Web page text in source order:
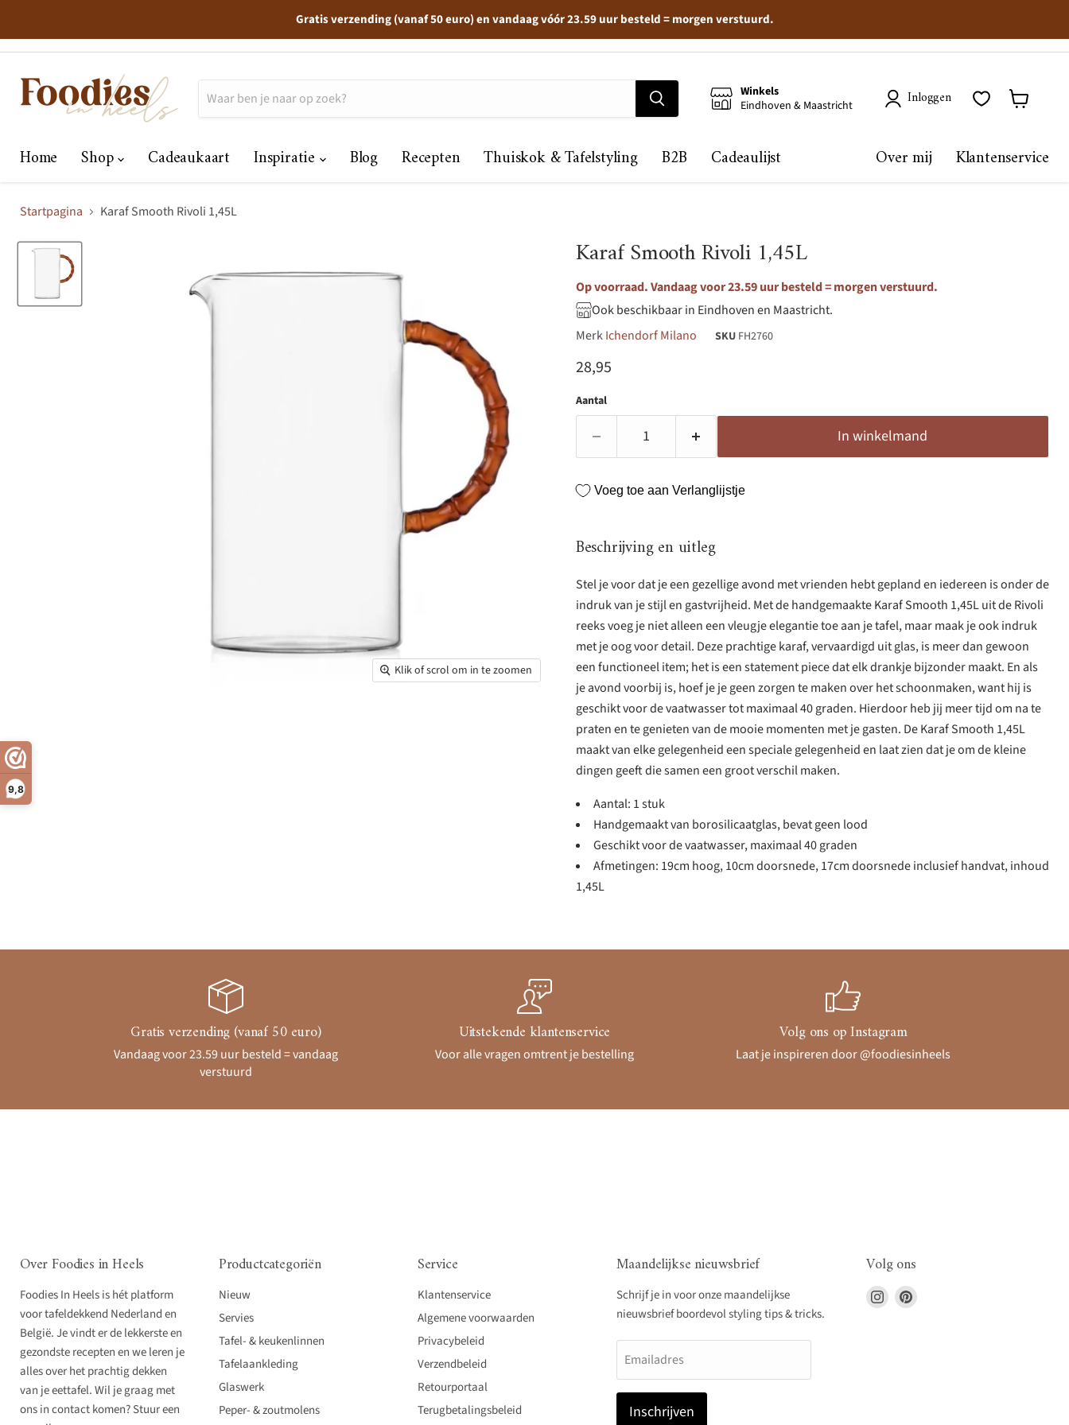
9,8
Gratis verzending (vanaf 50 euro) en vandaag vóór 23.59 uur besteld = morgen verstuurd.
Winkels
Eindhoven & Maastricht
Inloggen
Home Shop Cadeaukaart Inspiratie Blog Recepten Thuiskok & Tafelstyling B2B Cadeaulijst Over mij Klantenservice
Startpagina Karaf Smooth Rivoli 1,45L
Klik of scrol om in te zoomen
Karaf Smooth Rivoli 1,45L
Op voorraad. Vandaag voor 23.59 uur besteld = morgen verstuurd.
Ook beschikbaar in Eindhoven en Maastricht.
MerkIchendorf Milano SKU FH2760
Huidige prijs
28,95
Aantal
In winkelmand
Voeg toe aan Verlanglijstje
Beschrijving en uitleg
Stel je voor dat je een gezellige avond met vrienden hebt gepland en iedereen is onder de
indruk van je stijl en gastvrijheid. Met de handgemaakte Karaf Smooth 1,45L uit de Rivoli
reeks voeg je niet alleen een vleugje elegantie toe aan je tafel, maar maak je ook indruk
met je oog voor detail. Deze prachtige karaf, vervaardigd uit glas, is meer dan gewoon
een functioneel item; het is een statement piece dat elk drankje bijzonder maakt. En als
je avond voorbij is, hoef je je geen zorgen te maken over het schoonmaken, want hij is
geschikt voor de vaatwasser tot maximaal 40 graden. Hierdoor heb jij meer tijd om na te
praten en te genieten van de mooie momenten met je gasten. De Karaf Smooth 1,45L
maakt van elke gelegenheid een speciale gelegenheid en laat zien dat je om de kleine
dingen geeft die samen een groot verschil maken.
Aantal: 1 stuk
Handgemaakt van borosilicaatglas, bevat geen lood
Geschikt voor de vaatwasser, maximaal 40 graden
Afmetingen: 19cm hoog, 10cm doorsnede, 17cm doorsnede inclusief handvat, inhoud
1,45L
Gratis verzending (vanaf 50 euro)
Vandaag voor 23.59 uur besteld = vandaag
verstuurd
Uitstekende klantenservice
Voor alle vragen omtrent je bestelling
Volg ons op Instagram
Laat je inspireren door @foodiesinheels
Over Foodies in Heels
Foodies In Heels is hét platform
voor tafeldekkend Nederland en
België. Je vindt er de lekkerste en
gezondste recepten en we leren je
alles over het prachtig dekken
van je eettafel. Wil je graag met
ons in contact komen? Stuur een
Productcategoriën
Nieuw
Servies
Tafel- & keukenlinnen
Tafelaankleding
Glaswerk
Peper- & zoutmolens
Service
Klantenservice
Algemene voorwaarden
Privacybeleid
Verzendbeleid
Retourportaal
Terugbetalingsbeleid
Maandelijkse nieuwsbrief
Schrijf je in voor onze maandelijkse
nieuwsbrief boordevol styling tips & tricks.
Emailadres
Inschrijven
Volg ons
Vind
ons
Vind